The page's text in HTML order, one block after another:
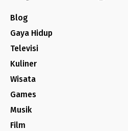
Blog
Gaya Hidup
Televisi
Kuliner
Wisata
Games
Musik
Film